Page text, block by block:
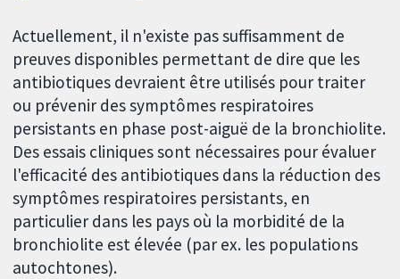
Actuellement, il n'existe pas suffisamment de
preuves disponibles permettant de dire que les
antibiotiques devraient être utilisés pour traiter
ou prévenir des symptômes respiratoires
persistants en phase post-aiguë de la bronchiolite.
Des essais cliniques sont nécessaires pour évaluer
l'efficacité des antibiotiques dans la réduction des
symptômes respiratoires persistants, en
particulier dans les pays où la morbidité de la
bronchiolite est élevée (par ex. les populations
autochtones).